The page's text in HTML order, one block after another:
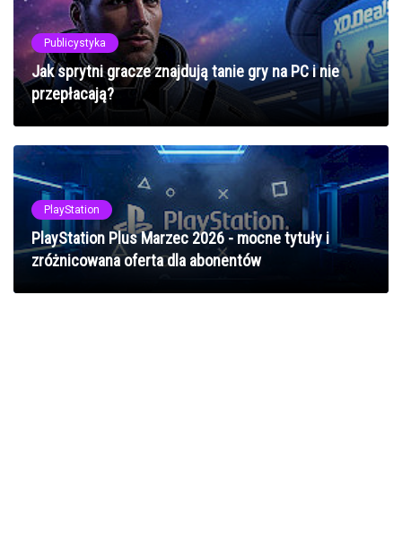
Publicystyka
Jak sprytni gracze znajdują tanie gry na PC i nie
przepłacają?
PlayStation
PlayStation Plus Marzec 2026 - mocne tytuły i
zróżnicowana oferta dla abonentów